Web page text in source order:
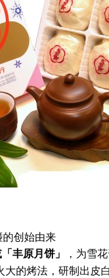
创始由来
丰原月饼」
，为雪
的烤法，研制出皮